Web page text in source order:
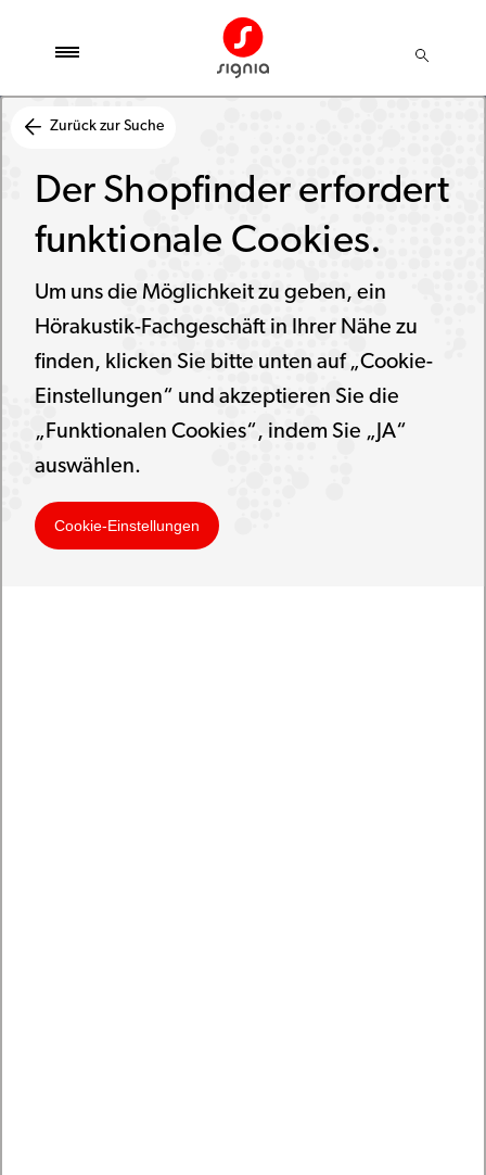
Zurück zur Suche
Der Shopfinder erfordert
funktionale Cookies.
Um uns die Möglichkeit zu geben, ein
Hörakustik-Fachgeschäft in Ihrer Nähe zu
finden, klicken Sie bitte unten auf „Cookie-
Einstellungen“ und akzeptieren Sie die
„Funktionalen Cookies“, indem Sie „JA“
auswählen.
Cookie-Einstellungen